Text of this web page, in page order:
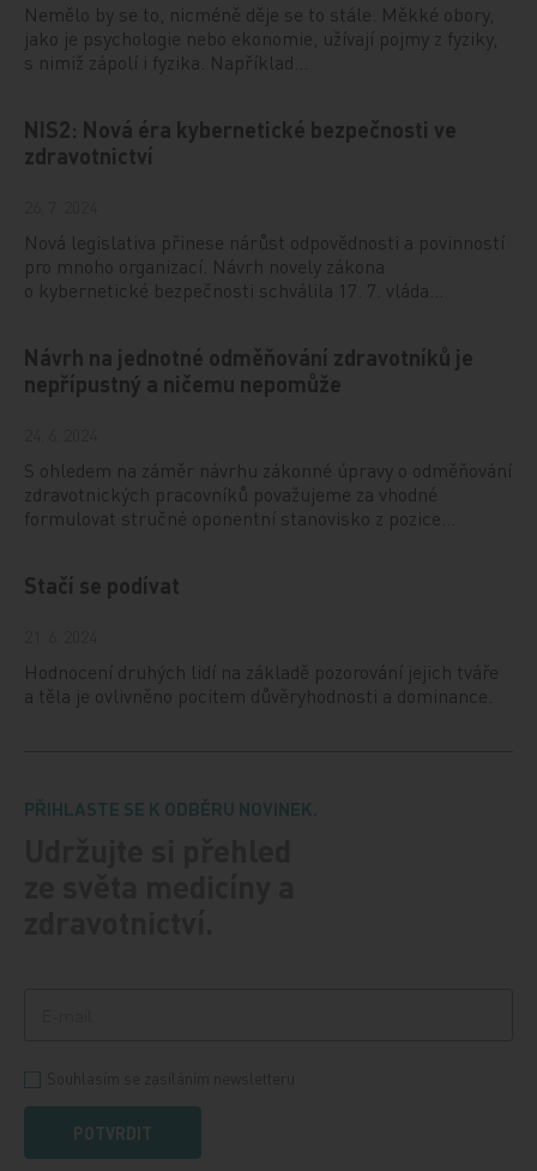
Nemělo by se to, nicméně děje se to stále. Měkké obory,
jako je psychologie nebo ekonomie, užívají pojmy z fyziky,
s nimiž zápolí i fyzika. Například…
NIS2: Nová éra kybernetické bezpečnosti ve
zdravotnictví
Nová legislativa přinese nárůst odpovědnosti a povinností
pro mnoho organizací. Návrh novely zákona
o kybernetické bezpečnosti schválila 17. 7. vláda…
Návrh na jednotné odměňování zdravotníků je
nepřípustný a ničemu nepomůže
S ohledem na záměr návrhu zákonné úpravy o odměňování
zdravotnických pracovníků považujeme za vhodné
formulovat stručné oponentní stanovisko z pozice…
Stačí se podívat
Hodnocení druhých lidí na základě pozorování jejich tváře
a těla je ovlivněno pocitem důvěryhodnosti a dominance.
PŘIHLASTE SE K ODBĚRU NOVINEK.
POTVRDIT